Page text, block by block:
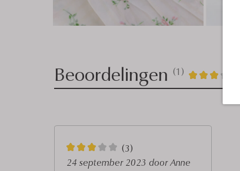
Beoordelingen (1) 1
3
3
S
(3)
24 september 2023 door Anne